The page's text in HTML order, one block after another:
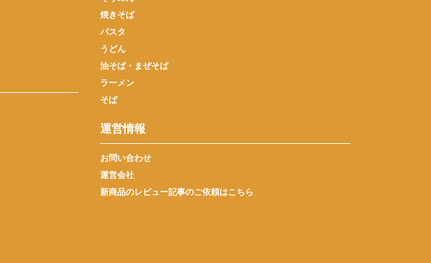
焼きそば
パスタ
うどん
油そば・まぜそば
ラーメン
そば
運営情報
お問い合わせ
運営会社
新商品のレビュー記事のご依頼はこちら